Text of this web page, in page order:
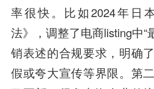
率很快。比如2024年日
法》，调整了电商listing中“
销表述的合规要求，明确
假或夸大宣传等界限。第